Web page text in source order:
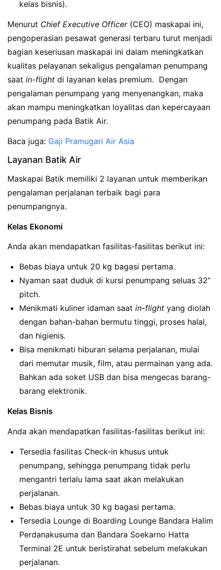
kelas bisnis).
Menurut Chief Executive Officer (CEO) maskapai ini,
pengoperasian pesawat generasi terbaru turut menjadi
bagian keseriusan maskapai ini dalam meningkatkan
kualitas pelayanan sekaligus pengalaman penumpang
saat in-flight di layanan kelas premium. Dengan
pengalaman penumpang yang menyenangkan, maka
akan mampu meningkatkan loyalitas dan kepercayaan
penumpang pada Batik Air.
Baca juga: Gaji Pramugari Air Asia
Layanan Batik Air
Maskapai Batik memiliki 2 layanan untuk memberikan
pengalaman perjalanan terbaik bagi para
penumpangnya.
Kelas Ekonomi
Anda akan mendapatkan fasilitas-fasilitas berikut ini:
Bebas biaya untuk 20 kg bagasi pertama.
Nyaman saat duduk di kursi penumpang seluas 32”
pitch.
Menikmati kuliner idaman saat in-flight yang diolah
dengan bahan-bahan bermutu tinggi, proses halal,
dan higienis.
Bisa menikmati hiburan selama perjalanan, mulai
dari memutar musik, film, atau permainan yang ada.
Bahkan ada soket USB dan bisa mengecas barang-
barang elektronik.
Kelas Bisnis
Anda akan mendapatkan fasilitas-fasilitas berikut ini:
Tersedia fasilitas Check-in khusus untuk
penumpang, sehingga penumpang tidak perlu
mengantri terlalu lama saat akan melakukan
perjalanan.
Bebas biaya untuk 30 kg bagasi pertama.
Tersedia Lounge di Boarding Lounge Bandara Halim
Perdanakusuma dan Bandara Soekarno Hatta
Terminal 2E untuk beristirahat sebelum melakukan
perjalanan.